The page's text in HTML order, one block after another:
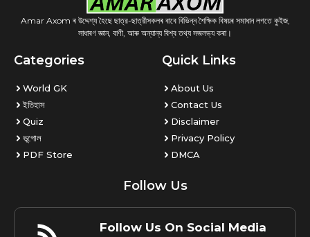
Amar Axom ৰ উদ্দেশ্য হৈছে ছাত্র-ছাত্রীসকলৰ বাবে বিভিন্ন শৈক্ষিক বিষয়ৰ সমাধান লগতে কুইজ,
সাধাৰণ জ্ঞান, বাণী, আৰু অন্যান্য বিশ্ব তথ্য সজলভ্য কৰা।
Categories
World GK
ইতিহাস
Quiz
ভূগোল
PDF Store
Quick Links
About Us
Contact Us
Disclaimer
Privacy Policy
DMCA
Follow Us
Follow Us On Social Media